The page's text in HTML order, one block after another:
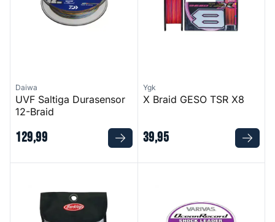
Daiwa
UVF Saltiga Durasensor
12-Braid
129,99
Ygk
X Braid GESO TSR X8
39,95